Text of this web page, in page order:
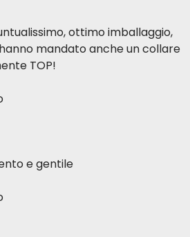
ottimo imballaggio,
mandato anche un collare
TOP!
e gentile